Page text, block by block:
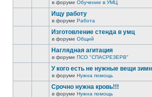
в форуме Обучение в УМЦ
Ищу работу
в форуме Работа
Изготовление стенда в умц
в форуме Общий
Наглядная агитация
в форуме ПСО "СПАСРЕЗЕРВ"
У кого есть не нужные вещи
в форуме Нужна помощь
Срочно нужна кровь!!!
в форуме Нужна помощь